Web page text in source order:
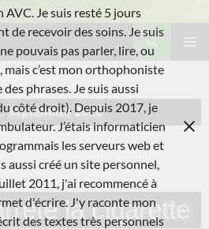
septembre 2020
la cigarette
AVC. Je suis resté 5 jours
de recevoir des soins. Je suis
pouvais pas parler, lire, ou
mais c’est mon orthophoniste
phrases. Je suis aussi
côté droit). Depuis 2017, je
J’étais informaticien
les serveurs web et
aussi créé un site personnel,
2011, j'ai recommencé à
d'écrire. J'y raconte mon
des textes très personnels